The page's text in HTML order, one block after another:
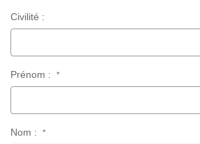
Civilité :
Prénom : *
Nom : *